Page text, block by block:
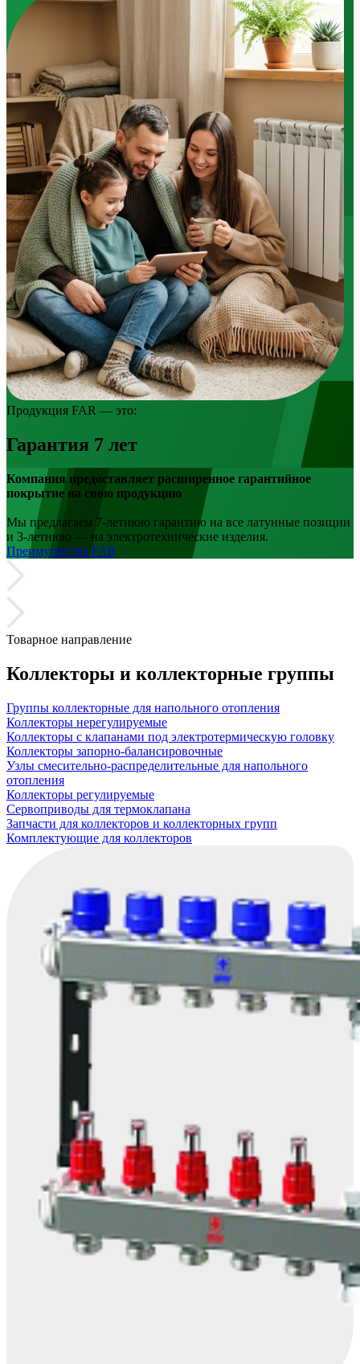
Продукция FAR — это:
Гарантия 7 лет
Компания предоставляет расширенное гарантийное
покрытие на свою продукцию
Мы предлагаем 7-летнюю гарантию на все латунные позиции
и 3-летнюю — на электротехнические изделия.
Прeимущества FAR
Товарное направление
Коллекторы и коллекторные группы
Группы коллекторные для напольного отопления
Коллекторы нерегулируемые
Коллекторы с клапанами под электротермическую головку
Коллекторы запорно-балансировочные
Узлы смесительно-распределительные для напольного
отопления
Коллекторы регулируемые
Сервоприводы для термоклапана
Запчасти для коллекторов и коллекторных групп
Комплектующие для коллекторов